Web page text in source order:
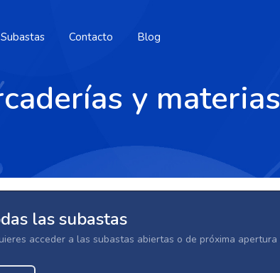
Subastas Contacto Blog
y
las subastas
acceder a las subastas abiertas o de próxima apertura